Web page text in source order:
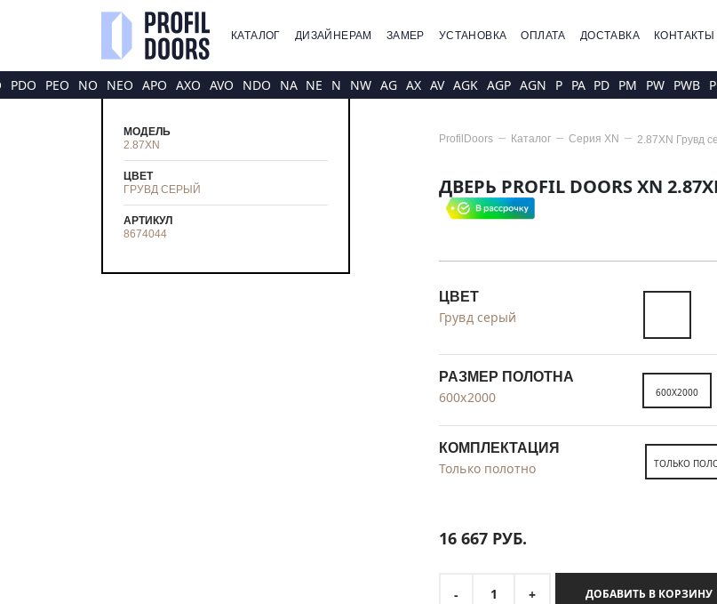
КАТАЛОГ ДИЗАЙНЕРАМ ЗАМЕР УСТАНОВКА ОПЛАТА ДОСТАВКА КОНТАКТЫ
PDO PEO NO NEO APO AXO AVO NDO NA NE N NW AG AX AV AGK AGP AGN P PA PD PM PW PWB
МОДЕЛЬ
2.87XN
ЦВЕТ
ГРУВД СЕРЫЙ
АРТИКУЛ
8674044
ProfilDoors Каталог Серия XN 2.87XN Грувд
ДВЕРЬ PROFIL DOORS XN
ЦВЕТ
Грувд серый
РАЗМЕР ПОЛОТНА
600x2000 600X2000
КОМПЛЕКТАЦИЯ
Только полотно ТОЛЬКО
16 667 РУБ.
- 1 + ДОБАВИТЬ В КОРЗИНУ